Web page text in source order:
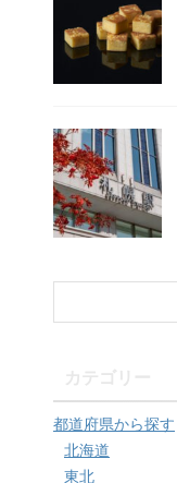
都道府県から探す
北海道
東北